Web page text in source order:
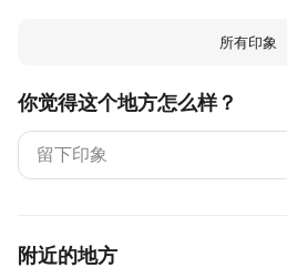
所有印象
你觉得这个地方怎么样？
附近的地方